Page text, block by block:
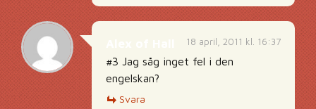
18 april, 2011 kl. 16:37
#3 Jag såg inget fel i den
engelskan?
Svara